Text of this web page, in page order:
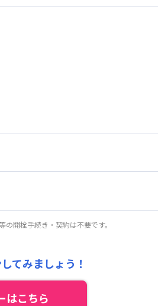
開栓手続き・契約は不要です。
てみましょう！
はこちら